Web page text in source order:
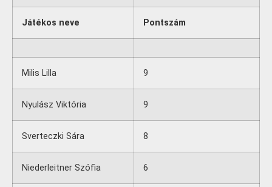
Játékos neve Pontszám
Milis Lilla 9
Nyulász Viktória 9
Sverteczki Sára 8
Niederleitner Szófia 6